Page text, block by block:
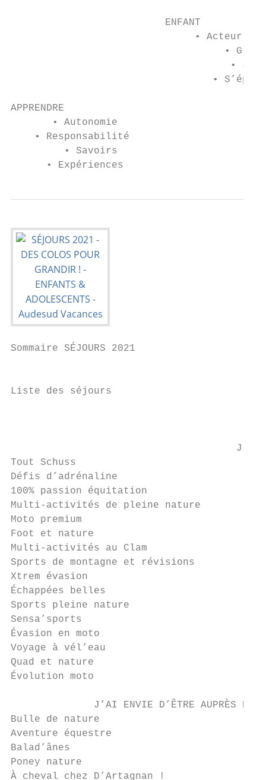
                          ENFANT
• Acteur du
•
•
•
APPRENDRE
• Autonomie
• Responsabilité
• Savoirs
• Expériences
Sommaire SÉJOURS 2021
Liste des séjours
J’AI
Tout Schuss
Défis d’adrénaline
100% passion équitation
Multi-activités de pleine nature
Moto premium
Foot et nature
Multi-activités au Clam
Sports de montagne et révisions
Xtrem évasion
Échappées belles
Sports pleine nature
Sensa’sports
Évasion en moto
Voyage à vél’eau
Quad et nature
Évolution moto
J’AI ENVIE D’ÊTRE AUPRÈS
Bulle de nature
Aventure équestre
Balad’ânes
Poney nature
À cheval chez D’Artagnan !